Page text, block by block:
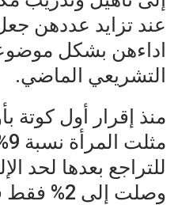
عند تزايد عددهن
اداءهن بشكل
التشريعي الماضي.
منذ إقرار أول كوتة